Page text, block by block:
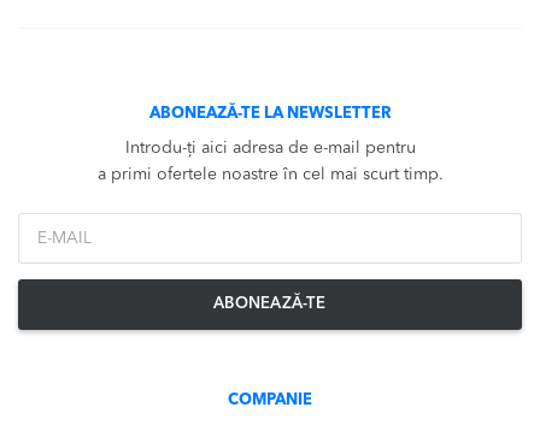
ABONEAZĂ-TE LA NEWSLETTER
Introdu-ți aici adresa de e-mail pentru
a primi ofertele noastre în cel mai scurt timp.
ABONEAZĂ-TE
COMPANIE